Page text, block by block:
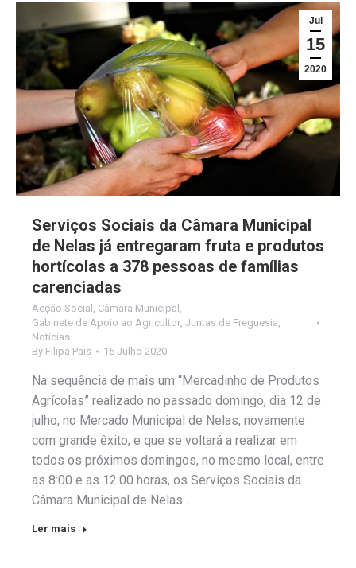
Jul
15
2020
Serviços Sociais da Câmara Municipal
de Nelas já entregaram fruta e produtos
hortícolas a 378 pessoas de famílias
carenciadas
Acção Social Câmara Municipal
Gabinete de Apoio ao Agricultor Juntas de Freguesia
Notícias
By Filipa Pais 15 Julho 2020
Na sequência de mais um “Mercadinho de Produtos
Agrícolas” realizado no passado domingo, dia 12 de
julho, no Mercado Municipal de Nelas, novamente
com grande êxito, e que se voltará a realizar em
todos os próximos domingos, no mesmo local, entre
as 8:00 e as 12:00 horas, os Serviços Sociais da
Câmara Municipal de Nelas…
Ler mais